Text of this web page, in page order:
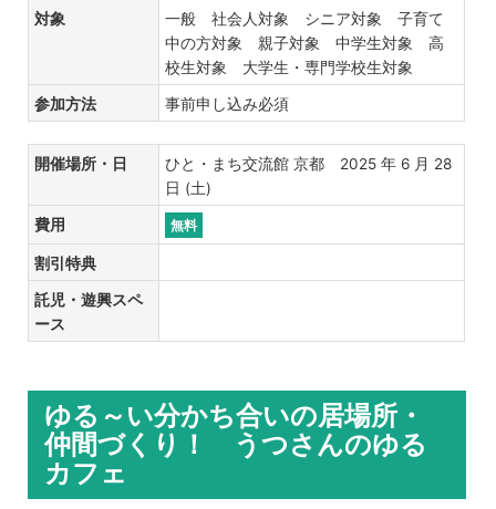
対象
一般 社会人対象 シニア対象 子育て
中の方対象 親子対象 中学生対象 高
校生対象 大学生・専門学校生対象
参加方法 事前申し込み必須
開催場所・日
ひと・まち交流館 京都 2025 年 6 月 28
日 (土)
費用 無料
割引特典
託児・遊興スペ
ース
ゆる～い分かち合いの居場所・
仲間づくり！ うつさんのゆる
カフェ